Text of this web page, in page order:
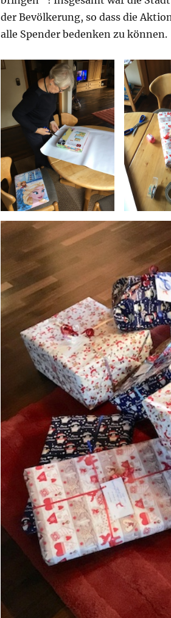
der Bevölkerung, so dass die
alle Spender bedenken zu können.